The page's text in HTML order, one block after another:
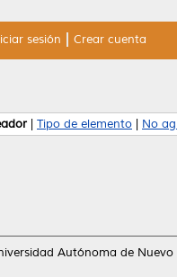
sesión Crear cuenta
Tipo de elemento No
Autónoma de Nuevo